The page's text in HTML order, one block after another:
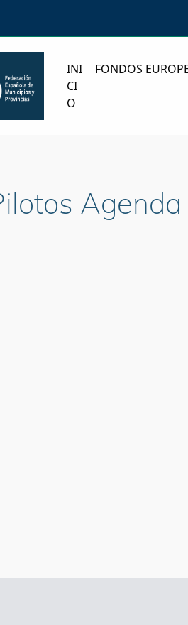
INI
CI
O
FONDOS